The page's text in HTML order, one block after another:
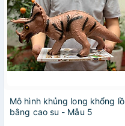
Mô hình khủng long khổng lồ
bằng cao su - Mẫu 5